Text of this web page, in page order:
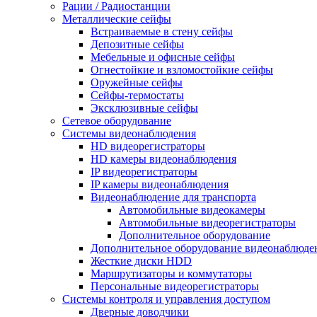
Рации / Радиостанции
Металлические сейфы
Встраиваемые в стену сейфы
Депозитные сейфы
Мебельные и офисные сейфы
Огнестойкие и взломостойкие сейфы
Оружейные сейфы
Сейфы-термостаты
Эксклюзивные сейфы
Сетевое оборудование
Системы видеонаблюдения
HD видеорегистраторы
HD камеры видеонаблюдения
IP видеорегистраторы
IP камеры видеонаблюдения
Видеонаблюдение для транспорта
Автомобильные видеокамеры
Автомобильные видеорегистраторы
Дополнительное оборудование
Дополнительное оборудование
Жесткие диски HDD
Маршрутизаторы и коммутаторы
Персональные видеорегистраторы
Системы контроля и управления доступом
Дверные доводчики